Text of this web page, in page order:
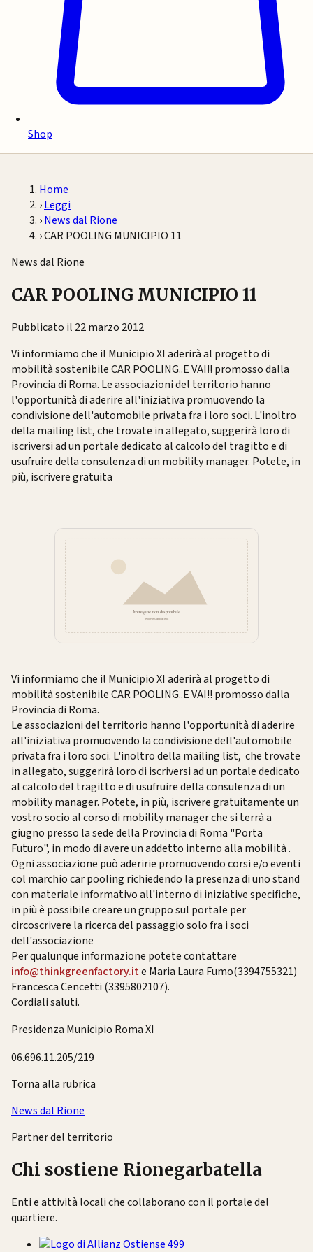
Shop
Home
›Leggi
›News dal Rione
›CAR POOLING MUNICIPIO 11
News dal Rione
CAR POOLING MUNICIPIO 11
Pubblicato il 22 marzo 2012
Vi informiamo che il Municipio XI aderirà al progetto di
mobilità sostenibile CAR POOLING..E VAI!! promosso dalla
Provincia di Roma. Le associazioni del territorio hanno
l'opportunità di aderire all'iniziativa promuovendo la
condivisione dell'automobile privata fra i loro soci. L'inoltro
della mailing list, che trovate in allegato, suggerirà loro di
iscriversi ad un portale dedicato al calcolo del tragitto e di
usufruire della consulenza di un mobility manager. Potete, in
più, iscrivere gratuita
Vi informiamo che il Municipio XI aderirà al progetto di
mobilità sostenibile CAR POOLING..E VAI!! promosso dalla
Provincia di Roma.
Le associazioni del territorio hanno l'opportunità di aderire
all'iniziativa promuovendo la condivisione dell'automobile
privata fra i loro soci. L'inoltro della mailing list, che trovate
in allegato, suggerirà loro di iscriversi ad un portale dedicato
al calcolo del tragitto e di usufruire della consulenza di un
mobility manager. Potete, in più, iscrivere gratuitamente un
vostro socio al corso di mobility manager che si terrà a
giugno presso la sede della Provincia di Roma "Porta
Futuro", in modo di avere un addetto interno alla mobilità .
Ogni associazione può aderirie promuovendo corsi e/o eventi
col marchio car pooling richiedendo la presenza di uno stand
con materiale informativo all'interno di iniziative specifiche,
in più è possibile creare un gruppo sul portale per
circoscrivere la ricerca del passaggio solo fra i soci
dell'associazione
Per qualunque informazione potete contattare
info@thinkgreenfactory.ite Maria Laura Fumo(3394755321)
Francesca Cencetti (3395802107).
Cordiali saluti.
Presidenza Municipio Roma XI
06.696.11.205/219
Torna alla rubrica
News dal Rione
Partner del territorio
Chi sostiene Rionegarbatella
Enti e attività locali che collaborano con il portale del
quartiere.